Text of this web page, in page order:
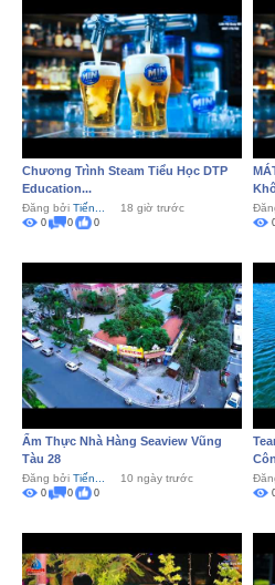
Chương Trình Steam Tiểu Học DTP
Education...
Đăng bởi Tiến... 18 giờ trước
0 0 0
Ẩm Thực Nhà Hàng Seaview Vũng
Tàu 28
Đăng bởi Tiến... 10 ngày trước
0 0 0